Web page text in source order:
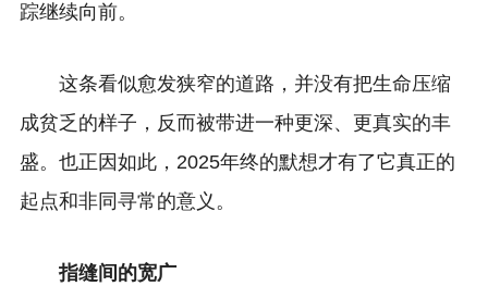
踪继续向前。
这条看似愈发狭窄的道路，并没有把生命压缩
成贫乏的样子，反而被带进一种更深、更真实的丰
盛。也正因如此，2025年终的默想才有了它真正的
起点和非同寻常的意义。
指缝间的宽广